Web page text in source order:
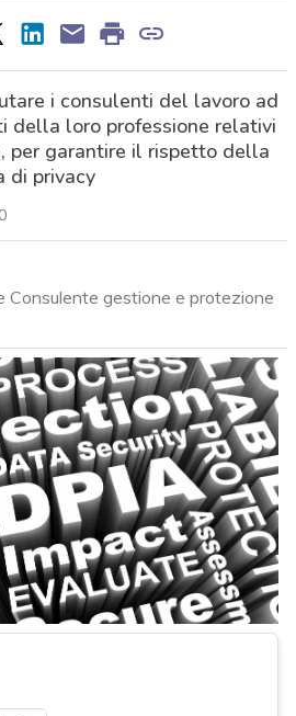
i consulenti del lavoro ad
della loro professione relativi
per garantire il rispetto della
di privacy
Consulente gestione e protezione